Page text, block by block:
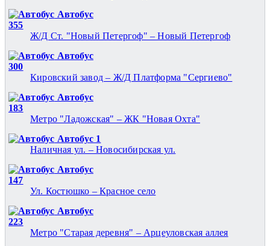
Автобус
355
Ж/Д Ст. "Новый Петергоф" – Новый Петергоф
Автобус
300
Кировский завод – Ж/Д Платформа "Сергиево"
Автобус
183
Метро "Ладожская" – ЖК "Новая Охта"
Автобус 1
Наличная ул. – Новосибирская ул.
Автобус
147
Ул. Костюшко – Красное село
Автобус
223
Метро "Старая деревня" – Арцеуловская аллея